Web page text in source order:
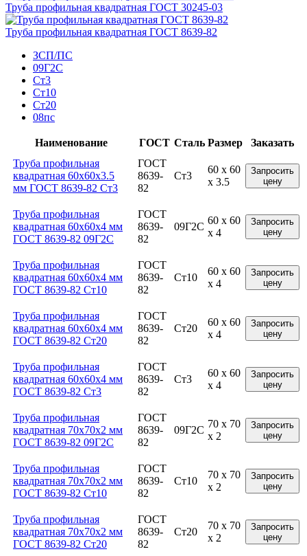
Труба профильная квадратная ГОСТ 30245-03
Труба профильная квадратная ГОСТ 8639-82
ЗСП/ПС
09Г2С
Ст3
Ст10
Ст20
08пс
Наименование ГОСТ Сталь Размер
Заказать
Труба профильная
квадратная 60x60x3.5
мм ГОСТ 8639-82 Ст3
ГОСТ
8639-
82
Ст3
60 x 60
x 3.5
Запросить
цену
Труба профильная
квадратная 60x60x4 мм
ГОСТ 8639-82 09Г2С
ГОСТ
8639-
82
09Г2С
60 x 60
x 4
Запросить
цену
Труба профильная
квадратная 60x60x4 мм
ГОСТ 8639-82 Ст10
ГОСТ
8639-
82
Ст10
60 x 60
x 4
Запросить
цену
Труба профильная
квадратная 60x60x4 мм
ГОСТ 8639-82 Ст20
ГОСТ
8639-
82
Ст20
60 x 60
x 4
Запросить
цену
Труба профильная
квадратная 60x60x4 мм
ГОСТ 8639-82 Ст3
ГОСТ
8639-
82
Ст3
60 x 60
x 4
Запросить
цену
Труба профильная
квадратная 70x70x2 мм
ГОСТ 8639-82 09Г2С
ГОСТ
8639-
82
09Г2С
70 x 70
x 2
Запросить
цену
Труба профильная
квадратная 70x70x2 мм
ГОСТ 8639-82 Ст10
ГОСТ
8639-
82
Ст10
70 x 70
x 2
Запросить
цену
Труба профильная
квадратная 70x70x2 мм
ГОСТ 8639-82 Ст20
ГОСТ
8639-
82
Ст20
70 x 70
x 2
Запросить
цену